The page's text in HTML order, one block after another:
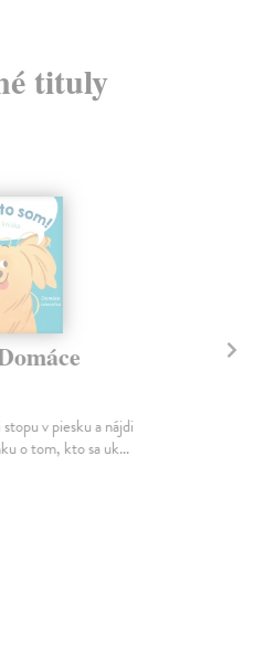
tituly
v piesku a nájdi
o tom, kto sa uk...